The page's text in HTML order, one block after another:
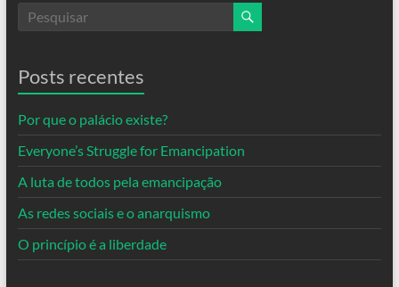
Posts recentes
Por que o palácio existe?
Everyone’s Struggle for Emancipation
A luta de todos pela emancipação
As redes sociais e o anarquismo
O princípio é a liberdade